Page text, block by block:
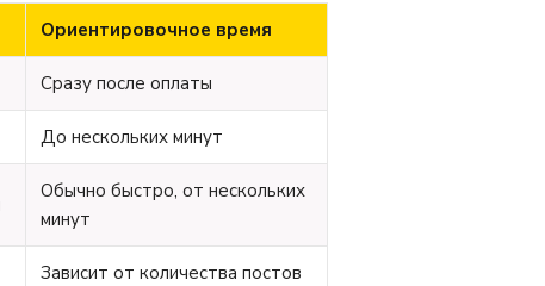
Ориентировочное время
Сразу после оплаты
До нескольких минут
Обычно быстро, от нескольких
минут
Зависит от количества постов